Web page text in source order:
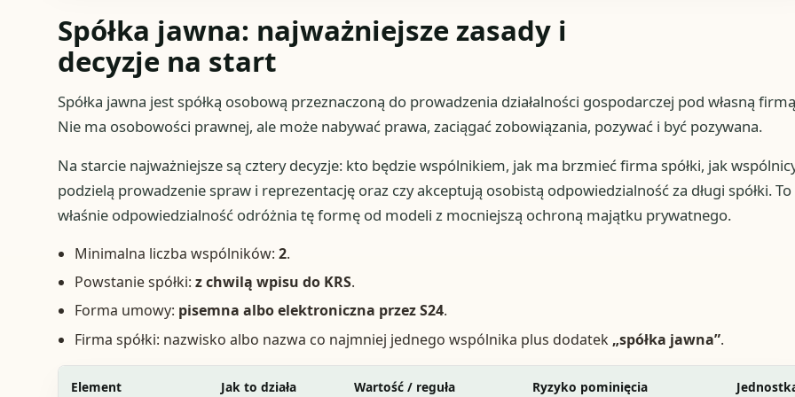
Spółka jawna: najważniejsze zasady i
decyzje na start
Spółka jawna jest spółką osobową przeznaczoną do prowadzenia działalności gospodarczej pod własną
Nie ma osobowości prawnej, ale może nabywać prawa, zaciągać zobowiązania, pozywać i być pozywana.
Na starcie najważniejsze są cztery decyzje: kto będzie wspólnikiem, jak ma brzmieć firma spółki, jak
podzielą prowadzenie spraw i reprezentację oraz czy akceptują osobistą odpowiedzialność za długi spółki. To
właśnie odpowiedzialność odróżnia tę formę od modeli z mocniejszą ochroną majątku prywatnego.
Minimalna liczba wspólników:2.
Powstanie spółki:z chwilą wpisu do KRS.
Forma umowy: pisemna albo elektroniczna przez S24.
Firma spółki: nazwisko albo nazwa co najmniej jednego wspólnika plus dodatek „spółka jawna”.
Element Jak to działa Wartość / reguła Ryzyko pominięcia